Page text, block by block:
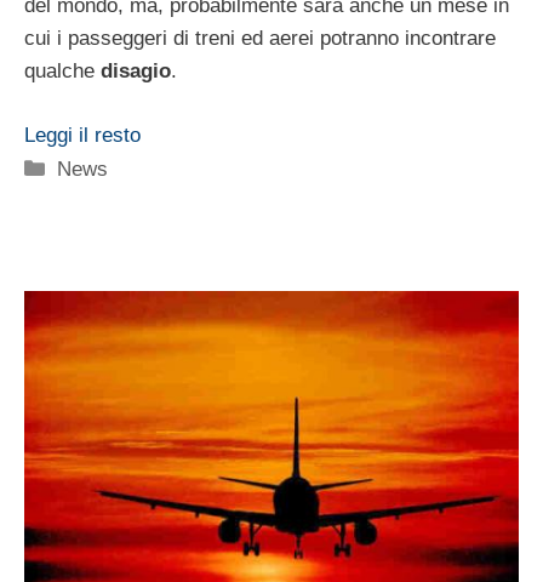
del mondo, ma, probabilmente sarà anche un mese in
cui i passeggeri di treni ed aerei potranno incontrare
qualche disagio.
Leggi il resto
Categorie
News